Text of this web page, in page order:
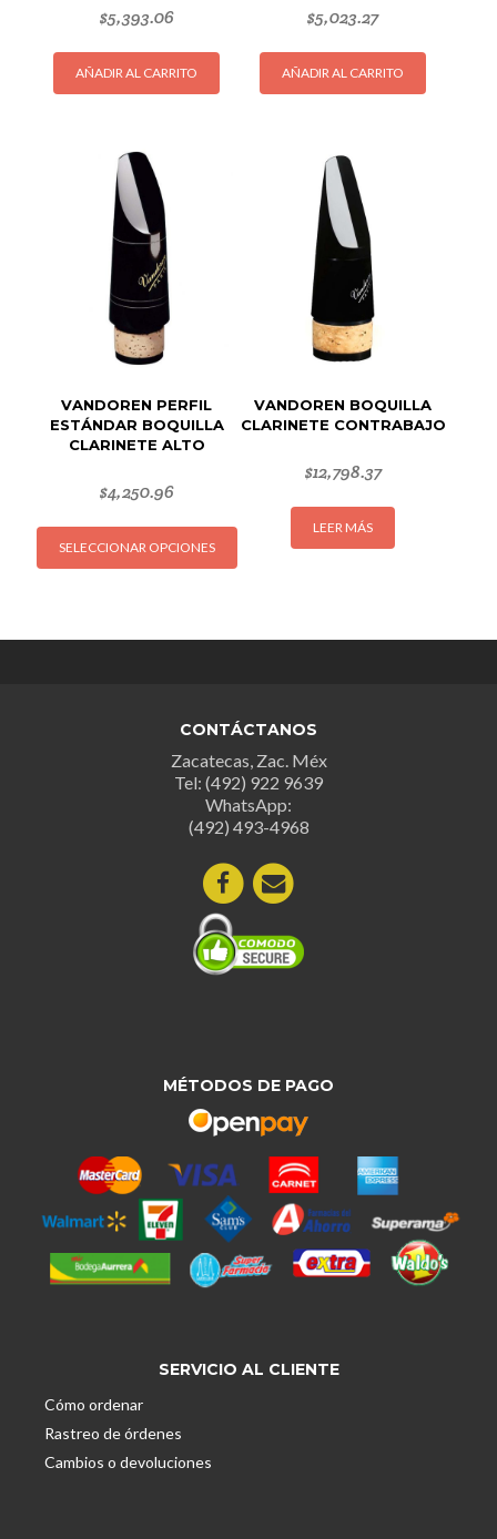
$5,393.06
AÑADIR AL CARRITO
$5,023.27
AÑADIR AL CARRITO
VANDOREN PERFIL
ESTÁNDAR BOQUILLA
CLARINETE ALTO
$4,250.96
SELECCIONAR OPCIONES
Este
producto
pueden
elegir
en
la
de
producto
VANDOREN BOQUILLA
CLARINETE CONTRABAJO
$12,798.37
LEER MÁS
CONTÁCTANOS
Zacatecas, Zac. Méx
Tel: (492) 922 9639
WhatsApp:
(492) 493-4968
MÉTODOS DE PAGO
SERVICIO AL CLIENTE
Cómo ordenar
Rastreo de órdenes
Cambios o devoluciones